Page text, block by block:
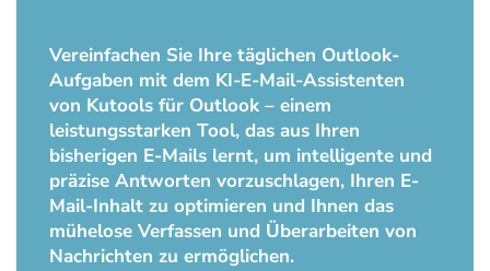
Vereinfachen Sie Ihre täglichen Outlook-
Aufgaben mit dem KI-E-Mail-Assistenten
von Kutools für Outlook – einem
leistungsstarken Tool, das aus Ihren
bisherigen E-Mails lernt, um intelligente und
präzise Antworten vorzuschlagen, Ihren E-
Mail-Inhalt zu optimieren und Ihnen das
mühelose Verfassen und Überarbeiten von
Nachrichten zu ermöglichen.